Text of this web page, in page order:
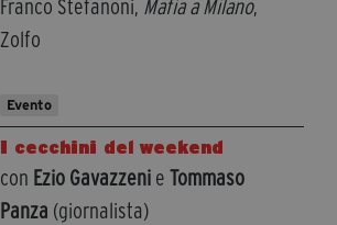
Franco Stefanoni, Mafia a Milano,
Zolfo
Evento
I cecchini del weekend
con Ezio Gavazzeni e Tommaso
Panza (giornalista)